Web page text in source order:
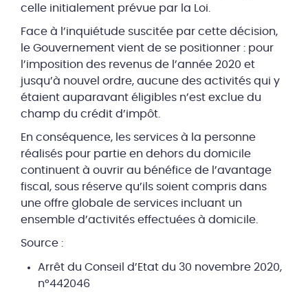
celle initialement prévue par la Loi.
Face à l’inquiétude suscitée par cette décision,
le Gouvernement vient de se positionner : pour
l’imposition des revenus de l’année 2020 et
jusqu’à nouvel ordre, aucune des activités qui y
étaient auparavant éligibles n’est exclue du
champ du crédit d’impôt.
En conséquence, les services à la personne
réalisés pour partie en dehors du domicile
continuent à ouvrir au bénéfice de l’avantage
fiscal, sous réserve qu’ils soient compris dans
une offre globale de services incluant un
ensemble d’activités effectuées à domicile.
Source :
Arrêt du Conseil d’Etat du 30 novembre 2020,
n°442046